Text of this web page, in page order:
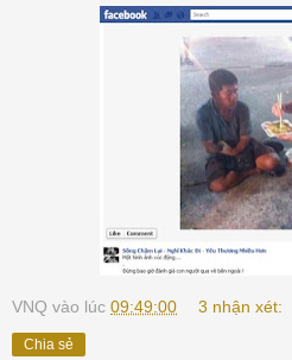
VNQ vào lúc 09:49:00 3 nhận xét:
Chia sẻ